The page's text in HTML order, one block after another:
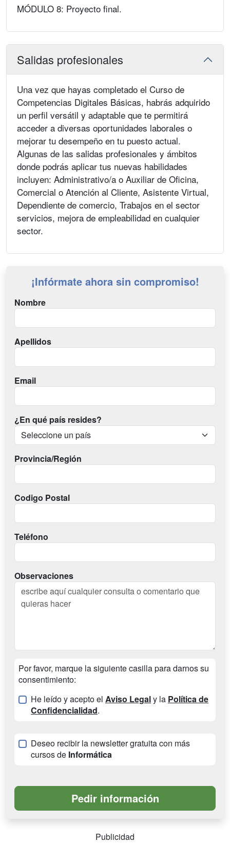
MÓDULO 8: Proyecto final.
Salidas profesionales
Una vez que hayas completado el Curso de
Competencias Digitales Básicas, habrás adquirido
un perfil versátil y adaptable que te permitirá
acceder a diversas oportunidades laborales o
mejorar tu desempeño en tu puesto actual.
Algunas de las salidas profesionales y ámbitos
donde podrás aplicar tus nuevas habilidades
incluyen: Administrativo/a o Auxiliar de Oficina,
Comercial o Atención al Cliente, Asistente Virtual,
Dependiente de comercio, Trabajos en el sector
servicios, mejora de empleabilidad en cualquier
sector.
¡Infórmate ahora sin compromiso!
Nombre
Apellidos
Email
¿En qué país resides?
Provincia/Región
Codigo Postal
Teléfono
Observaciones
Por favor, marque la siguiente casilla para darnos su
consentimiento:
He leído y acepto el Aviso Legaly la Política de
Confidencialidad.
Deseo recibir la newsletter gratuita con más
cursos de Informática
Publicidad